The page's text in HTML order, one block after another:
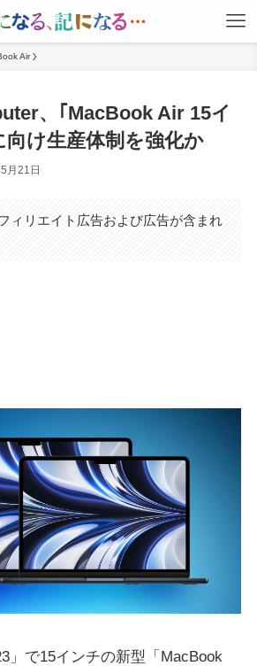
Air
、｢MacBook Air 15イ
向け生産体制を強化か
月21日
ィリエイト広告および広告が含まれ
」で15インチの新型「MacBook